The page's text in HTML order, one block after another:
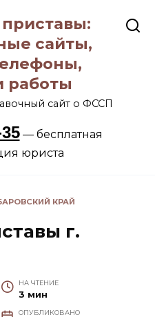
сайты,
работы
сайт о ФССП
— бесплатная
юриста
КРАЙ
г.
НА ЧТЕНИЕ
3 мин
ОПУБЛИКОВАНО